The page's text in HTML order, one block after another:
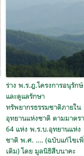
ร่าง พ.ร.ฎ.โครงการอนุรักษ์
และดูแลรักษา
ทรัพยากรธรรมชาติภายใน
อุทยานแห่งชาติ ตามมาตรา
64 แห่ง พ.ร.บ.อุทยานแห่ง
ชาติ พ.ศ. …. (ฉบับแก้ไขเ
เติม) โดย มูลนิธิสืบนาคะ